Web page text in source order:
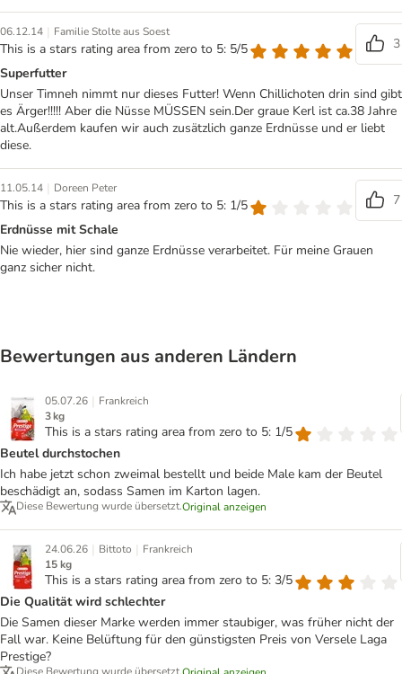
06.12.14 | Familie Stolte aus Soest
This is a stars rating area from zero to 5: 5/5
3
Superfutter
Unser Timneh nimmt nur dieses Futter! Wenn Chillichoten drin sind gibt
es Ärger!!!!! Aber die Nüsse MÜSSEN sein.Der graue Kerl ist ca.38 Jahre
alt.Außerdem kaufen wir auch zusätzlich ganze Erdnüsse und er liebt
diese.
11.05.14 | Doreen Peter
This is a stars rating area from zero to 5: 1/5
7
Erdnüsse mit Schale
Nie wieder, hier sind ganze Erdnüsse verarbeitet. Für meine Grauen
ganz sicher nicht.
Bewertungen aus anderen Ländern
05.07.26 | Frankreich
3 kg
This is a stars rating area from zero to 5: 1/5
Beutel durchstochen
Ich habe jetzt schon zweimal bestellt und beide Male kam der Beutel
beschädigt an, sodass Samen im Karton lagen.
Diese Bewertung wurde übersetzt.Original anzeigen
24.06.26 | Bittoto | Frankreich
15 kg
This is a stars rating area from zero to 5: 3/5
Die Qualität wird schlechter
Die Samen dieser Marke werden immer staubiger, was früher nicht der
Fall war. Keine Belüftung für den günstigsten Preis von Versele Laga
Prestige?